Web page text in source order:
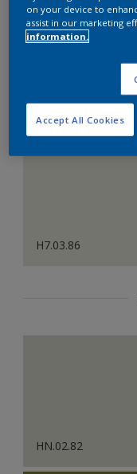
H7.03.86
HN.02.82
on your device to
assist in our marketing
information.
Accept All Cookies